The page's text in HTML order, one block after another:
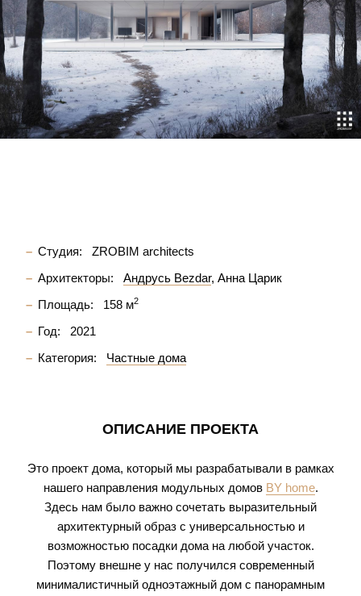
Студия:
ZROBIM architects
Архитекторы:
Андрусь Bezdar Анна Царик
Площадь:
158 м2
Год:
2021
Категория:
Частные дома
ОПИСАНИЕ ПРОЕКТА
Это проект дома, который мы разрабатывали в рамках
нашего направления модульных домов BY home.
Здесь нам было важно сочетать выразительный
архитектурный образ с универсальностью и
возможностью посадки дома на любой участок.
Поэтому внешне у нас получился современный
минималистичный одноэтажный дом с панорамным